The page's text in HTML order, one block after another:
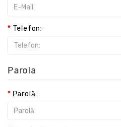
Telefon:
Parola
Parolă: